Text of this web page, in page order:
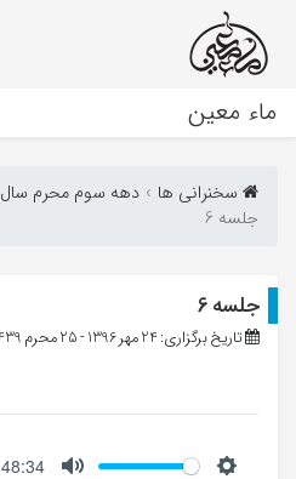
ماء معین
سخنرانی ها
دهه سوم محرم سال 1439 (1396 شمسی)
جلسه 6
جلسه 6
تاریخ برگزاری: 24 مهر 1396 - 25 محرم 1439
48:34